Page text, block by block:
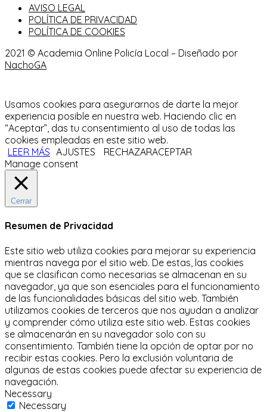
AVISO LEGAL
POLÍTICA DE PRIVACIDAD
POLÍTICA DE COOKIES
2021 © Academia Online Policía Local – Diseñado por
NachoGA
Usamos cookies para asegurarnos de darte la mejor
experiencia posible en nuestra web. Haciendo clic en
“Aceptar”, das tu consentimiento al uso de todas las
cookies empleadas en este sitio web.
LEER MÁS AJUSTES RECHAZARACEPTAR
Manage consent
Cerrar
Resumen de Privacidad
Este sitio web utiliza cookies para mejorar su experiencia
mientras navega por el sitio web. De estas, las cookies
que se clasifican como necesarias se almacenan en su
navegador, ya que son esenciales para el funcionamiento
de las funcionalidades básicas del sitio web. También
utilizamos cookies de terceros que nos ayudan a analizar
y comprender cómo utiliza este sitio web. Estas cookies
se almacenarán en su navegador solo con su
consentimiento. También tiene la opción de optar por no
recibir estas cookies. Pero la exclusión voluntaria de
algunas de estas cookies puede afectar su experiencia de
navegación.
Necessary
Necessary